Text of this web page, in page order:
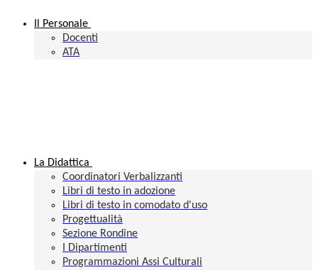
Il Personale
Docenti
ATA
La Didattica
Coordinatori Verbalizzanti
Libri di testo in adozione
Libri di testo in comodato d'uso
Progettualità
Sezione Rondine
I Dipartimenti
Programmazioni Assi Culturali